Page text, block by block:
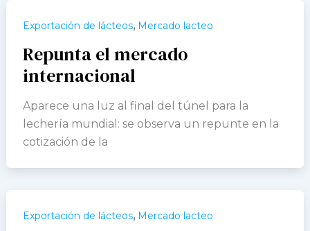
Exportación de lácteos, Mercado lacteo
Repunta el mercado
internacional
Aparece una luz al final del túnel para la
lechería mundial: se observa un repunte en la
cotización de la
Exportación de lácteos, Mercado lacteo